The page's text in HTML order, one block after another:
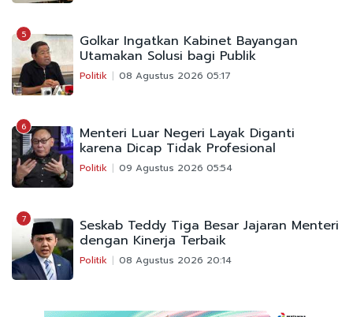
5 Golkar Ingatkan Kabinet Bayangan
Utamakan Solusi bagi Publik
Politik 08 Agustus 2026 05:17
6 Menteri Luar Negeri Layak Diganti
karena Dicap Tidak Profesional
Politik 09 Agustus 2026 05:54
7 Seskab Teddy Tiga Besar Jajaran Menteri
dengan Kinerja Terbaik
Politik 08 Agustus 2026 20:14